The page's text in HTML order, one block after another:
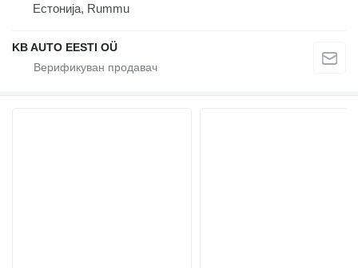
Естонија, Rummu
KB AUTO EESTI OÜ